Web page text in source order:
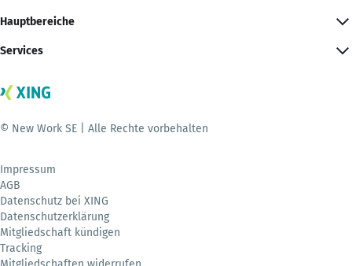
Hauptbereiche
Services
© New Work SE | Alle Rechte vorbehalten
Impressum
AGB
Datenschutz bei XING
Datenschutzerklärung
Mitgliedschaft kündigen
Tracking